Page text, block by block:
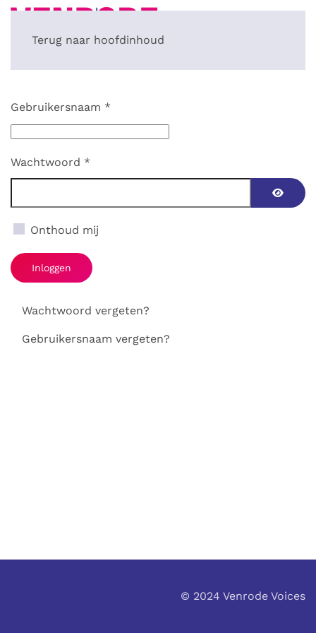
Terug naar hoofdinhoud
Gebruikersnaam *
Wachtwoord *
Onthoud mij
Inloggen
Wachtwoord vergeten?
Gebruikersnaam vergeten?
© 2024 Venrode Voices